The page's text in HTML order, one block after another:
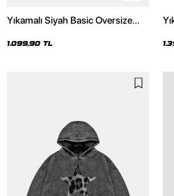
Yıkamalı Siyah Basic Oversize
1.099,90 TL